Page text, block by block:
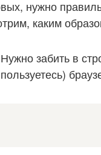
нужно
каким
Нужно забить в
пользуетесь)